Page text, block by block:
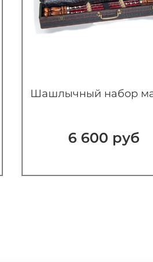
Шашлычный набор
6 600 руб